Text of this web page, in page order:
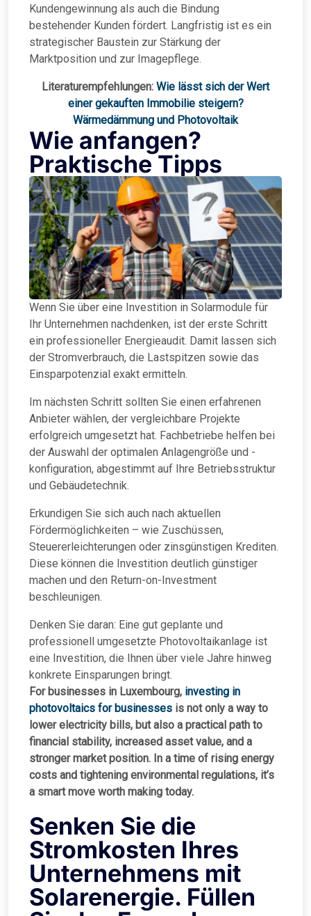
Kundengewinnung als auch die Bindung
bestehender Kunden fördert. Langfristig ist es ein
strategischer Baustein zur Stärkung der
Marktposition und zur Imagepflege.
Literaturempfehlungen: Wie lässt sich der Wert
einer gekauften Immobilie steigern?
Wärmedämmung und Photovoltaik
Wie anfangen?
Praktische Tipps
Wenn Sie über eine Investition in Solarmodule für
Ihr Unternehmen nachdenken, ist der erste Schritt
ein professioneller Energieaudit. Damit lassen sich
der Stromverbrauch, die Lastspitzen sowie das
Einsparpotenzial exakt ermitteln.
Im nächsten Schritt sollten Sie einen erfahrenen
Anbieter wählen, der vergleichbare Projekte
erfolgreich umgesetzt hat. Fachbetriebe helfen bei
der Auswahl der optimalen Anlagengröße und -
konfiguration, abgestimmt auf Ihre Betriebsstruktur
und Gebäudetechnik.
Erkundigen Sie sich auch nach aktuellen
Fördermöglichkeiten – wie Zuschüssen,
Steuererleichterungen oder zinsgünstigen Krediten.
Diese können die Investition deutlich günstiger
machen und den Return-on-Investment
beschleunigen.
Denken Sie daran: Eine gut geplante und
professionell umgesetzte Photovoltaikanlage ist
eine Investition, die Ihnen über viele Jahre hinweg
konkrete Einsparungen bringt.
For businesses in Luxembourg, investing in
photovoltaics for businesses is not only a way to
lower electricity bills, but also a practical path to
financial stability, increased asset value, and a
stronger market position. In a time of rising energy
costs and tightening environmental regulations, it’s
a smart move worth making today.
Senken Sie die
Stromkosten Ihres
Unternehmens mit
Solarenergie. Füllen